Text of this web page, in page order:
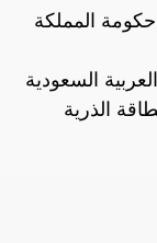
المملكة
السعودية
الذرية